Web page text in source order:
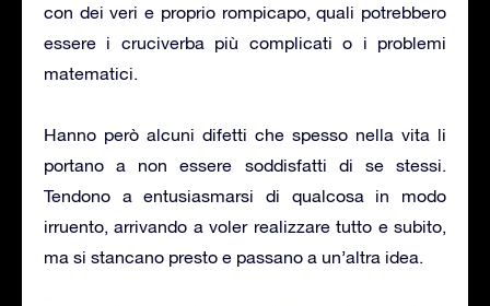
con dei veri e proprio rompicapo, quali potrebbero
essere i cruciverba più complicati o i problemi
matematici.
Hanno però alcuni difetti che spesso nella vita li
portano a non essere soddisfatti di se stessi.
Tendono a entusiasmarsi di qualcosa in modo
irruento, arrivando a voler realizzare tutto e subito,
ma si stancano presto e passano a un’altra idea.